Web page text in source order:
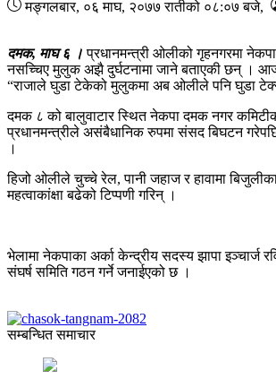
मङ्गलबार, ०६ माघ, २०७७रातीको ०८:०७ बजे,
दमक, माघ ६ । प्रधानमन्त्री ओलीको गृहनगरमा
नसच्चिए मुलुक अझै दुर्घटनामा जाने बताएकी छन् । आज
“राजाले घुडा टेकेको मुलुकमा अब ओलीले पनि घुडा
दमक ८ को बालुवाटार स्थित नेकपा दमक नगर
प्रधानमन्त्रीले असंबैधानिक रुपमा संसद बिघटन गरेपछि
।
हिजो ओलीले चुच्चे रेल, पानी जहाज र हावामा
महत्वाकांक्षा बढेको टिप्पणी गरिन् ।
भेलामा नेकपाका अर्का केन्द्रीय सदस्य झापा इञ्चार्ज
संघर्ष समिति गठन गर्ने जनाईएको छ ।
सम्बन्धित समाचार